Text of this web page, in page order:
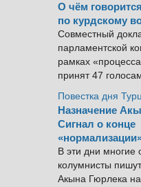
О чём
по курдскому
Совместный
парламентской
рамках
принят 47
Повестка дня
Назначение
Сигнал о конце
В эти дни многие
колумнисты
Акына Гюрлека